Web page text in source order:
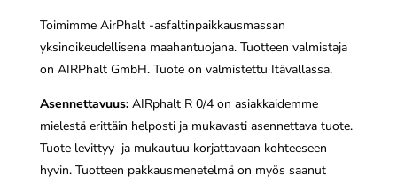
Toimimme AirPhalt -asfaltinpaikkausmassan
yksinoikeudellisena maahantuojana. Tuotteen valmistaja
on AIRPhalt GmbH. Tuote on valmistettu Itävallassa.
Asennettavuus:AIRphalt R 0/4 on asiakkaidemme
mielestä erittäin helposti ja mukavasti asennettava tuote.
Tuote levittyy ja mukautuu korjattavaan kohteeseen
hyvin. Tuotteen pakkausmenetelmä on myös saanut